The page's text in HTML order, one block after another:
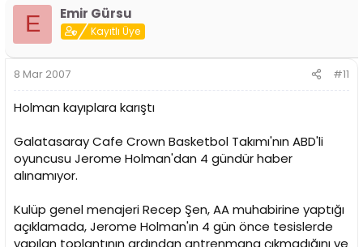
E Emir Gürsu
Kayıtlı Üye
8 Mar 2007 #11
Holman kayıplara karıştı
Galatasaray Cafe Crown Basketbol Takımı'nın ABD'li
oyuncusu Jerome Holman'dan 4 gündür haber
alınamıyor.
Kulüp genel menajeri Recep Şen, AA muhabirine yaptığı
açıklamada, Jerome Holman'ın 4 gün önce tesislerde